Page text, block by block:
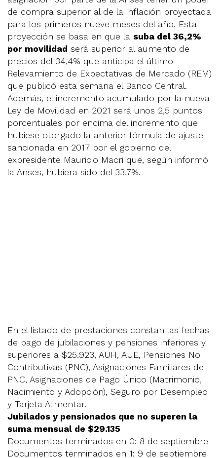
de compra superior al de la inflación proyectada
para los primeros nueve meses del año. Esta
proyección se basa en que la suba del 36,2%
por movilidad será superior al aumento de
precios del 34,4% que anticipa el último
Relevamiento de Expectativas de Mercado (REM)
que publicó esta semana el Banco Central.
Además, el incremento acumulado por la nueva
Ley de Movilidad en 2021 será unos 2,5 puntos
porcentuales por encima del incremento que
hubiese otorgado la anterior fórmula de ajuste
sancionada en 2017 por el gobierno del
expresidente Mauricio Macri que, según informó
la Anses, hubiera sido del 33,7%.
En el listado de prestaciones constan las fechas
de pago de jubilaciones y pensiones inferiores y
superiores a $25.923, AUH, AUE, Pensiones No
Contributivas (PNC), Asignaciones Familiares de
PNC, Asignaciones de Pago Único (Matrimonio,
Nacimiento y Adopción), Seguro por Desempleo
y Tarjeta Alimentar.
Jubilados y pensionados que no superen la
suma mensual de $29.135
Documentos terminados en 0: 8 de septiembre
Documentos terminados en 1: 9 de septiembre